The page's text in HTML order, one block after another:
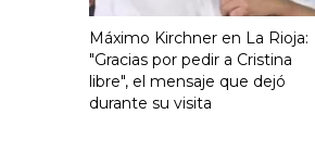
Máximo Kirchner en La Rioja:
"Gracias por pedir a Cristina
libre", el mensaje que dejó
durante su visita